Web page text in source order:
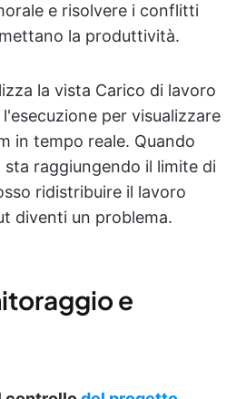
e risolvere i conflitti
la produttività.
la vista Carico di lavoro
per visualizzare
in tempo reale. Quando
raggiungendo il limite di
ridistribuire il lavoro
diventi un problema.
e